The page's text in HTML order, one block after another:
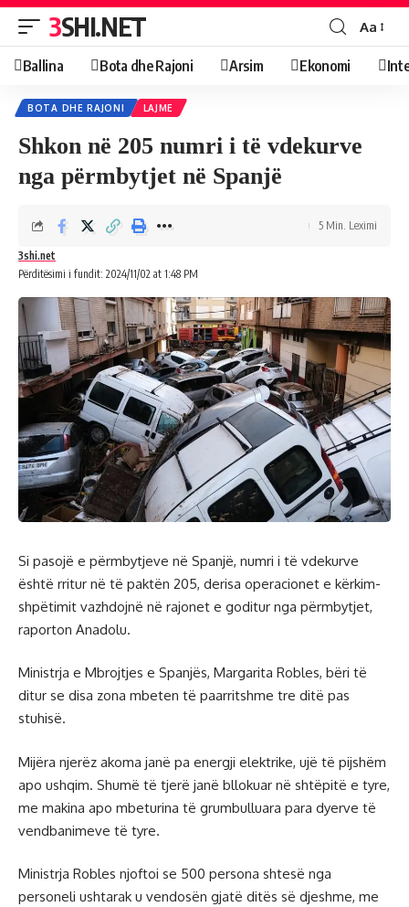
3SHI.NET Aa
Ballina Bota dhe Rajoni Arsim Ekonomi
BOTA DHE RAJONI LAJME
Shkon në 205 numri i të vdekurve
nga përmbytjet në Spanjë
Përditësimi i fundit: 2024/11/02 at 1:48 PM
3shi.net
5 Min. Leximi
Si pasojë e përmbytjeve në Spanjë, numri i të vdekurve
është rritur në të paktën 205, derisa operacionet e kërkim-
shpëtimit vazhdojnë në rajonet e goditur nga përmbytjet,
raporton Anadolu.
Ministrja e Mbrojtjes e Spanjës, Margarita Robles, bëri të
ditur se disa zona mbeten të paarritshme tre ditë pas
stuhisë.
Mijëra njerëz akoma janë pa energji elektrike, ujë të pijshëm
apo ushqim. Shumë të tjerë janë bllokuar në shtëpitë e tyre,
me makina apo mbeturina të grumbulluara para dyerve të
vendbanimeve të tyre.
Ministrja Robles njoftoi se 500 persona shtesë nga
personeli ushtarak u vendosën gjatë ditës së djeshme, me